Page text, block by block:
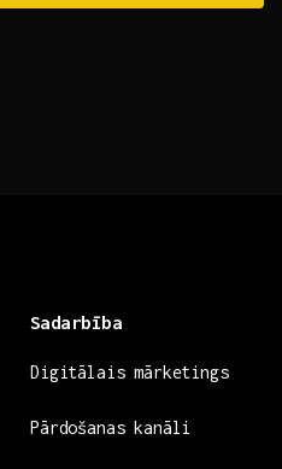
Sadarbība
Digitālais mārketings
Pārdošanas kanāli